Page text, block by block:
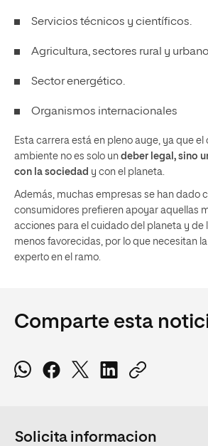
Servicios técnicos y científicos.
Agricultura, sectores rural y
Sector energético.
Organismos internacionales
Esta carrera está en pleno auge, ya que
ambiente no es solo un deber legal, sino
con la sociedad y con el planeta.
Además, muchas empresas se han dado
consumidores prefieren apoyar aquellas
acciones para el cuidado del planeta y de
menos favorecidas, por lo que necesitan
experto en el ramo.
Comparte esta
Solicita informacion